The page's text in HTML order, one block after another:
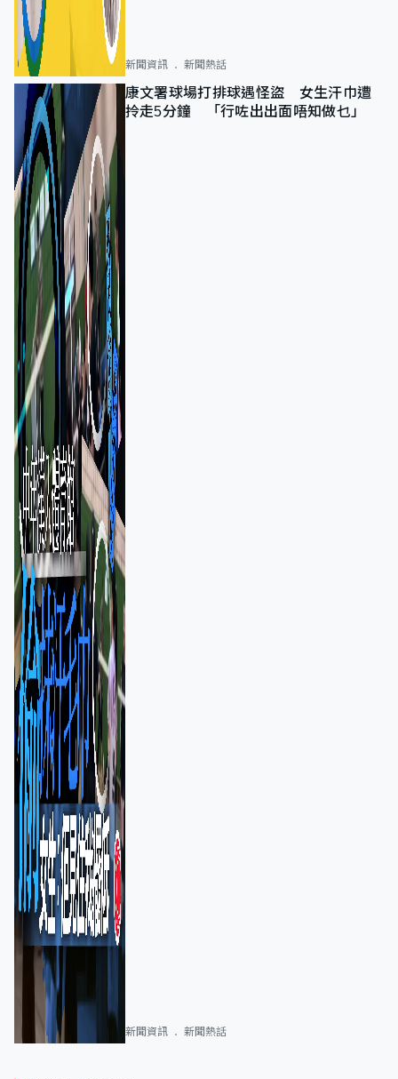
新聞資訊 新聞熱話
康文署球場打排球遇怪盜 女生汗巾遭
拎走5分鐘 「行咗出出面唔知做乜」
新聞資訊 新聞熱話